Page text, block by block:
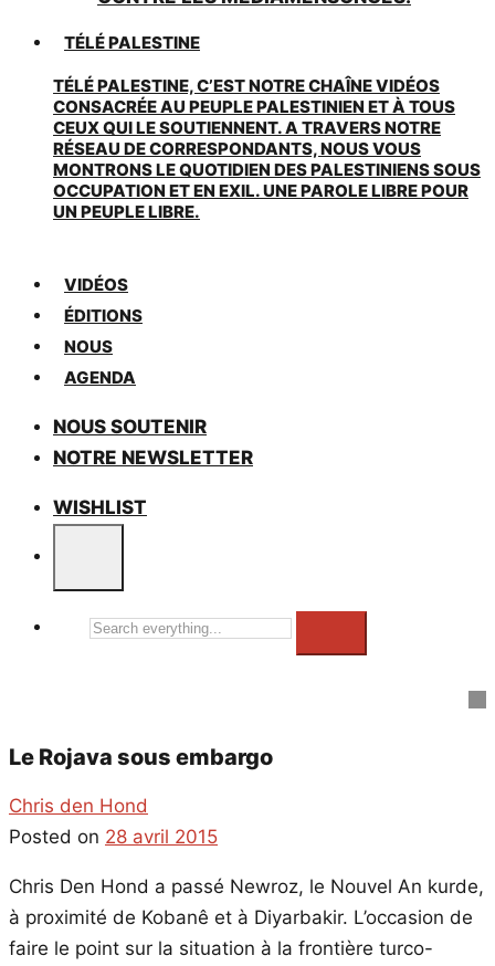
TÉLÉ PALESTINE
TÉLÉ PALESTINE, C’EST NOTRE CHAÎNE VIDÉOS
CONSACRÉE AU PEUPLE PALESTINIEN ET À TOUS
CEUX QUI LE SOUTIENNENT. A TRAVERS NOTRE
RÉSEAU DE CORRESPONDANTS, NOUS VOUS
MONTRONS LE QUOTIDIEN DES PALESTINIENS SOUS
OCCUPATION ET EN EXIL. UNE PAROLE LIBRE POUR
UN PEUPLE LIBRE.
VIDÉOS
ÉDITIONS
NOUS
AGENDA
NOUS SOUTENIR
NOTRE NEWSLETTER
WISHLIST
Search
Le Rojava sous embargo
Chris den Hond
Posted on 28 avril 2015
Chris Den Hond a passé Newroz, le Nouvel An kurde,
à proximité de Kobanê et à Diyarbakir. L’occasion de
faire le point sur la situation à la frontière turco-